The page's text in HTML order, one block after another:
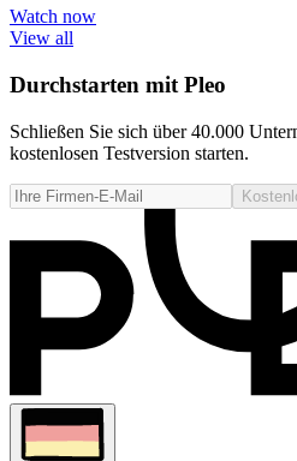
Watch now
View all
Durchstarten mit Pleo
Schließen Sie sich über 40.000
kostenlosen Testversion starten.